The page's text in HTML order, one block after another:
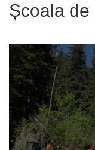
Școala de